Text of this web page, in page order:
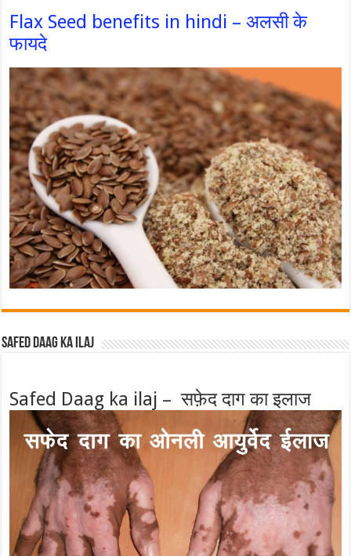
Flax Seed benefits in hindi – अलसी के
फायदे
Safed Daag ka ilaj
Safed Daag ka ilaj – सफ़ेद दाग का इलाज